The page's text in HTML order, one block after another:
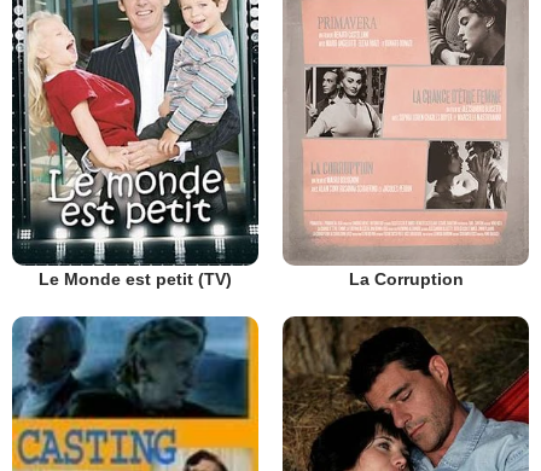
Le Monde est petit (TV) La Corruption